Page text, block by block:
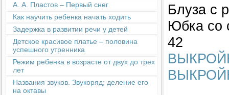
А. А. Пластов – Первый снег
Как научить ребенка начать ходить
Задержка в развитии речи у детей
Детское красивое платье – половина
успешного утренника
Режим ребенка в возрасте от двух до трех
лет
Названия звуков. Звукоряд; деление его
на октавы
Блуза с
Юбка со
42